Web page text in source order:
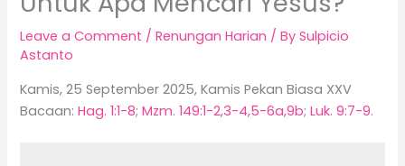
Leave a Comment /Renungan Harian / BySulpicio
Astanto
Kamis, 25 September 2025, Kamis Pekan Biasa XXV
Bacaan:Hag. 1:1-8;Mzm. 149:1-2,3-4,5-6a,9b;Luk. 9:7-9.